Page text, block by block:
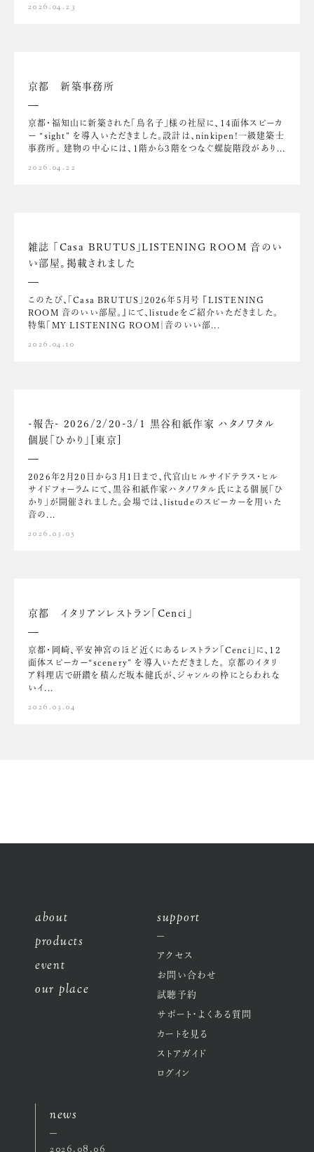
2026.04.23
京都 新築事務所
京都・福知山に新築された「鳥名子」様の社屋に、14面体スピーカ
ー “sight” を導入いただきました。設計は、ninkipen!一級建築士
事務所。 建物の中心には、1階から3階をつなぐ螺旋階段があり...
2026.04.22
雑誌 「Casa BRUTUS」LISTENING ROOM 音のい
い部屋。掲載されました
このたび、「Casa BRUTUS」2026年5月号 『LISTENING
ROOM 音のいい部屋。』にて、listudeをご紹介いただきました。
特集「MY LISTENING ROOM｜音のいい部...
2026.04.10
-報告- 2026/2/20-3/1 黒谷和紙作家 ハタノワタル
個展「ひかり」[東京]
2026年2月20日から3月1日まで、代官山ヒルサイドテラス・ヒル
サイドフォーラムにて、黒谷和紙作家ハタノワタル氏による個展「ひ
かり」が開催されました。会場では、listudeのスピーカーを用いた
音の...
2026.03.05
京都 イタリアンレストラン「Cenci」
京都・岡崎、平安神宮のほど近くにあるレストラン「Cenci」に、12
面体スピーカー“scenery” を導入いただきました。 京都のイタリ
ア料理店で研鑽を積んだ坂本健氏が、ジャンルの枠にとらわれな
いイ...
2026.03.04
about
products
event
our place
support
アクセス
お問い合わせ
試聴予約
サポート・よくある質問
カートを見る
ストアガイド
ログイン
news